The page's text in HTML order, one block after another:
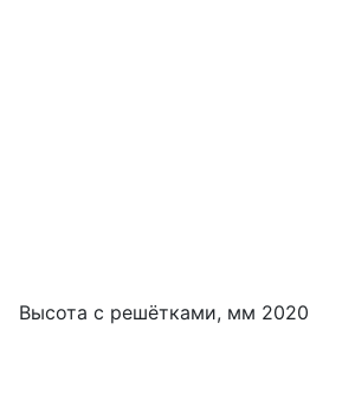
Высота с решётками, мм 2020